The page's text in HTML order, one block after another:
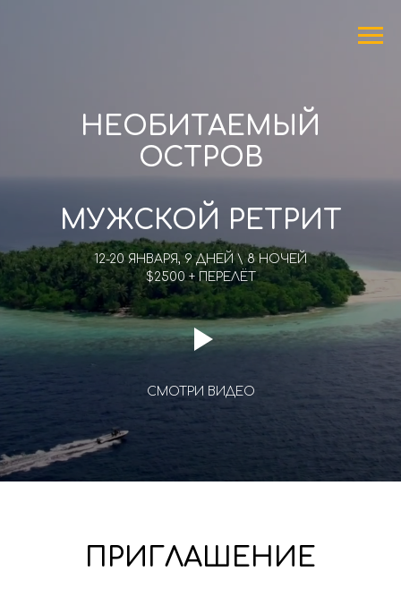
НЕОБИТАЕМЫЙ
ОСТРОВ
МУЖСКОЙ РЕТРИТ
12-20 ЯНВАРЯ, 9 ДНЕЙ \ 8 НОЧЕЙ
$2500 + ПЕРЕЛЁТ
СМОТРИ ВИДЕО
ПРИГЛАШЕНИЕ